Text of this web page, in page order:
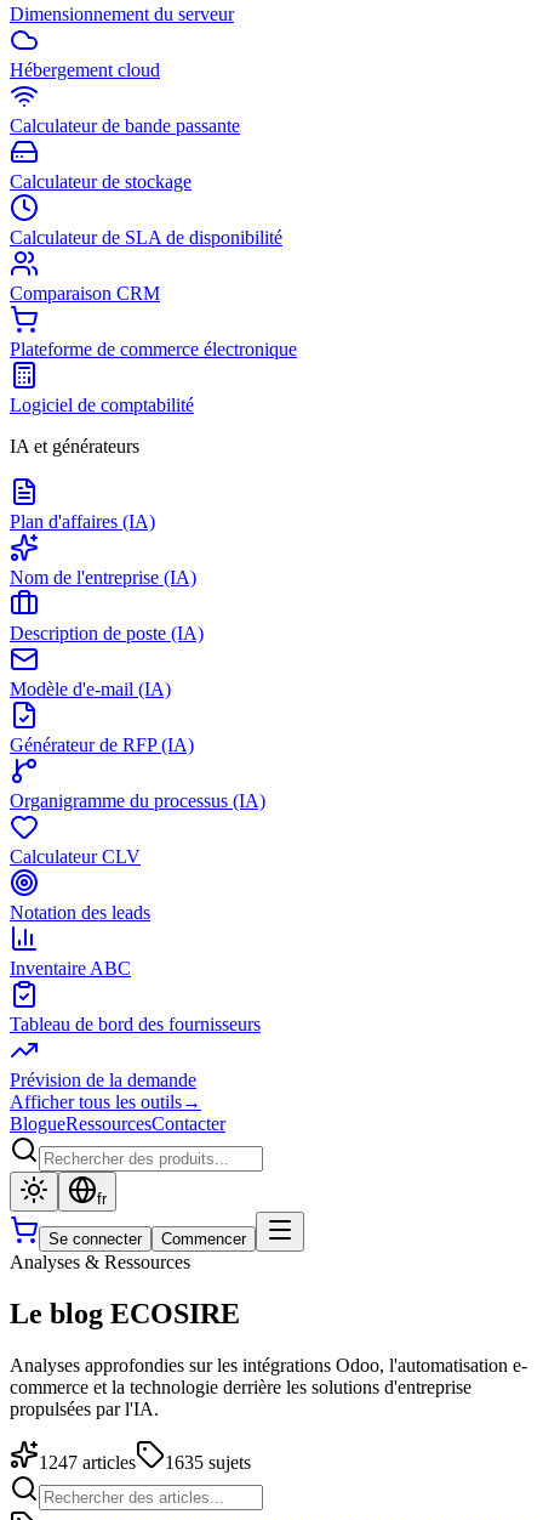
Dimensionnement du serveur
Hébergement cloud
Calculateur de bande passante
Calculateur de stockage
Calculateur de SLA de disponibilité
Comparaison CRM
Plateforme de commerce électronique
Logiciel de comptabilité
IA et générateurs
Plan d'affaires (IA)
Nom de l'entreprise (IA)
Description de poste (IA)
Modèle d'e-mail (IA)
Générateur de RFP (IA)
Organigramme du processus (IA)
Calculateur CLV
Notation des leads
Inventaire ABC
Tableau de bord des fournisseurs
Prévision de la demande
Afficher tous les outils→
BlogueRessourcesContacter
fr
Se connecter Commencer
Analyses & Ressources
Le blog ECOSIRE
Analyses approfondies sur les intégrations Odoo, l'automatisation e-
commerce et la technologie derrière les solutions d'entreprise
propulsées par l'IA.
1247 articles 1635 sujets